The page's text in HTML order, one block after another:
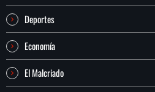
Deportes
Economía
El Malcriado